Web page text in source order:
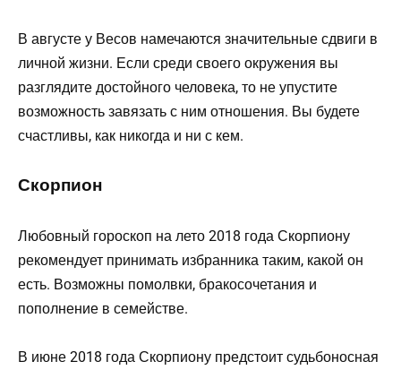
В августе у Весов намечаются значительные сдвиги в
личной жизни. Если среди своего окружения вы
разглядите достойного человека, то не упустите
возможность завязать с ним отношения. Вы будете
счастливы, как никогда и ни с кем.
Скорпион
Любовный гороскоп на лето 2018 года Скорпиону
рекомендует принимать избранника таким, какой он
есть. Возможны помолвки, бракосочетания и
пополнение в семействе.
В июне 2018 года Скорпиону предстоит судьбоносная